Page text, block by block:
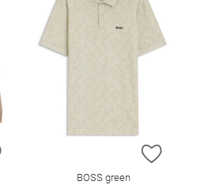
ZUR WUNSCHLISTE HINZUFÜGEN
ZUR
BOSS green